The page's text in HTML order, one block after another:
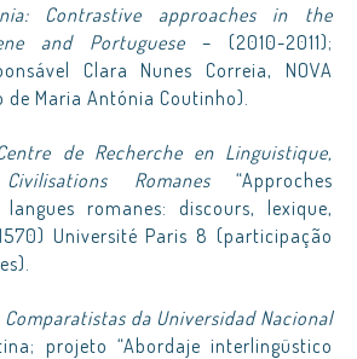
Contrastive approaches in the
and Portuguese – (2010-2011);
Clara Nunes Correia, NOVA
de Maria Antónia Coutinho).
de Recherche en Linguistique,
Romanes“Approches
romanes: discours, lexique,
Université Paris 8 (participação
da Universidad Nacional
projeto “Abordaje interlingüstico